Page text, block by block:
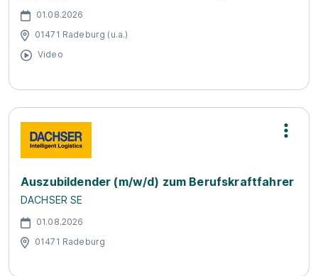
01.08.2026
01471 Radeburg (u.a.)
Video
Auszubildender (m/w/d) zum Berufskraftfahrer
DACHSER SE
01.08.2026
01471 Radeburg